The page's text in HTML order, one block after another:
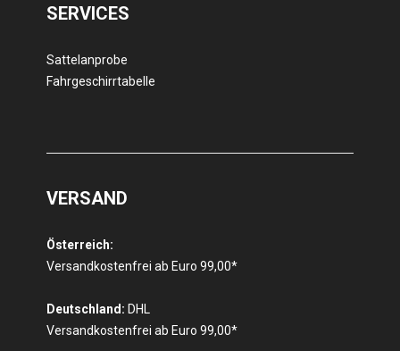
SERVICES
Sattelanprobe
Fahrgeschirrtabelle
VERSAND
Österreich:
Versandkostenfrei ab Euro 99,00*
Deutschland: DHL
Versandkostenfrei ab Euro 99,00*